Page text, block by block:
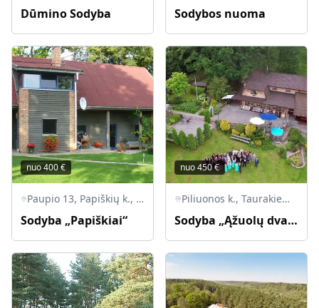
Dūmino Sodyba Sodybos nuoma
nuo400€
Paupio 13, Papiškių k., Zapyškio sen., LT-53414 Kauno r.
Sodyba „Papiškiai“
nuo450€
Piliuonos k., Taurakiemio sen., LT-53021 Kauno raj.
Sodyba „Ąžuolų dvarelis“